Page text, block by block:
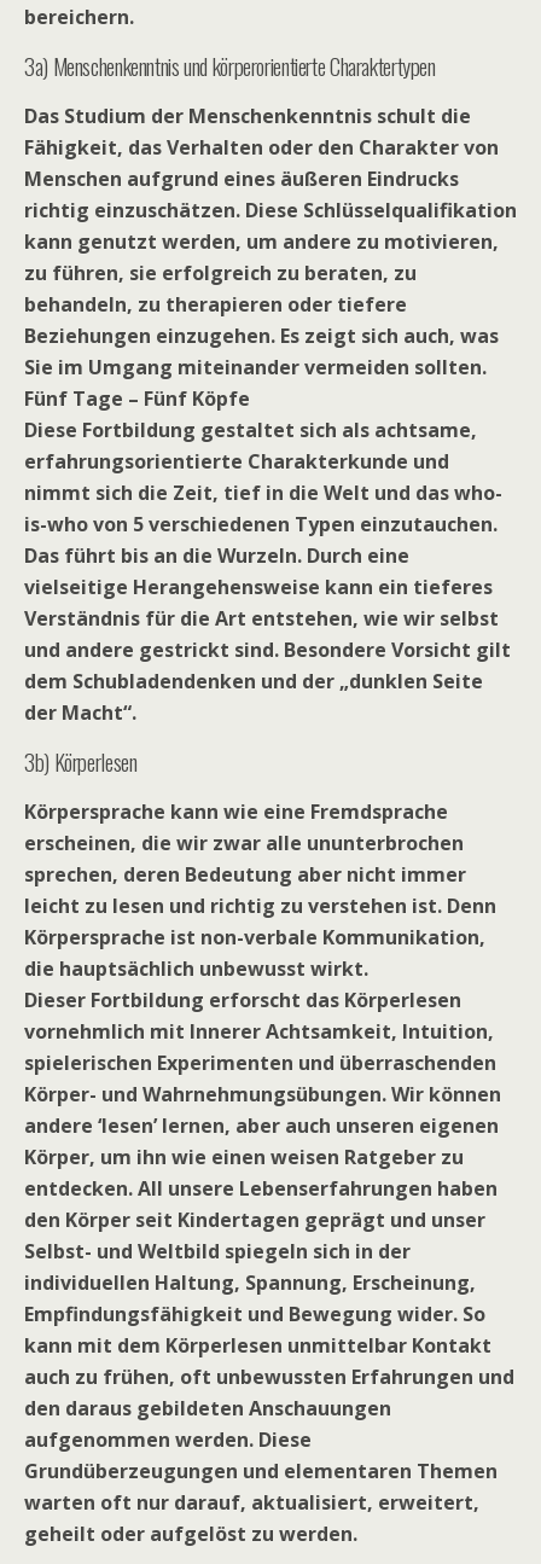
bereichern.
3a) Menschenkenntnis und körperorientierte Charaktertypen
Das Studium der Menschenkenntnis schult die
Fähigkeit, das Verhalten oder den Charakter von
Menschen aufgrund eines äußeren Eindrucks
richtig einzuschätzen. Diese Schlüsselqualifikation
kann genutzt werden, um andere zu motivieren,
zu führen, sie erfolgreich zu beraten, zu
behandeln, zu therapieren oder tiefere
Beziehungen einzugehen. Es zeigt sich auch, was
Sie im Umgang miteinander vermeiden sollten.
Fünf Tage – Fünf Köpfe
Diese Fortbildung gestaltet sich als achtsame,
erfahrungsorientierte Charakterkunde und
nimmt sich die Zeit, tief in die Welt und das who-
is-who von 5 verschiedenen Typen einzutauchen.
Das führt bis an die Wurzeln. Durch eine
vielseitige Herangehensweise kann ein tieferes
Verständnis für die Art entstehen, wie wir selbst
und andere gestrickt sind. Besondere Vorsicht gilt
dem Schubladendenken und der „dunklen Seite
der Macht“.
3b) Körperlesen
Körpersprache kann wie eine Fremdsprache
erscheinen, die wir zwar alle ununterbrochen
sprechen, deren Bedeutung aber nicht immer
leicht zu lesen und richtig zu verstehen ist. Denn
Körpersprache ist non-verbale Kommunikation,
die hauptsächlich unbewusst wirkt.
Dieser Fortbildung erforscht das Körperlesen
vornehmlich mit Innerer Achtsamkeit, Intuition,
spielerischen Experimenten und überraschenden
Körper- und Wahrnehmungsübungen. Wir können
andere ‘lesen’ lernen, aber auch unseren eigenen
Körper, um ihn wie einen weisen Ratgeber zu
entdecken.All unsere Lebenserfahrungen haben
den Körper seit Kindertagen geprägt und unser
Selbst- und Weltbild spiegeln sich in der
individuellen Haltung, Spannung, Erscheinung,
Empfindungsfähigkeit und Bewegung wider. So
kann mit dem Körperlesen unmittelbar Kontakt
auch zu frühen, oft unbewussten Erfahrungen und
den daraus gebildeten Anschauungen
aufgenommen werden. Diese
Grundüberzeugungen und elementaren Themen
warten oft nur darauf, aktualisiert, erweitert,
geheilt oder aufgelöst zu werden.